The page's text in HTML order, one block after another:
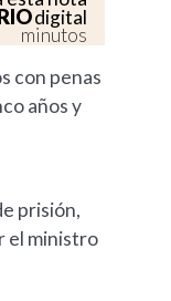
digital
minutos
con penas
años y
prisión,
el ministro